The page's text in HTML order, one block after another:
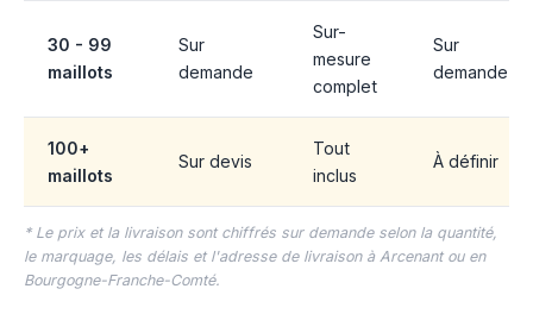
30 - 99
maillots
Sur
demande
Sur-
mesure
complet
Sur
demande
100+
maillots
Sur devis
Tout
inclus
À définir
* Le prix et la livraison sont chiffrés sur demande selon la quantité,
le marquage, les délais et l'adresse de livraison à Arcenant ou en
Bourgogne-Franche-Comté.